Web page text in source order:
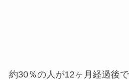
約30％の人が12ヶ月経過後